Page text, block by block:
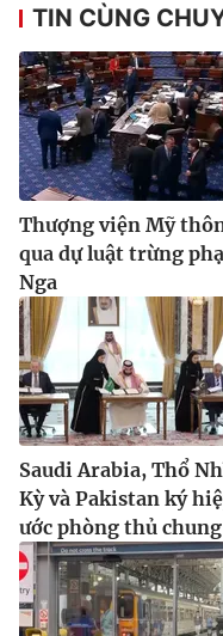
TIN CÙNG
Thượng viện Mỹ
qua dự luật trừng
Nga
Saudi Arabia, Thổ
Kỳ và Pakistan ký
ước phòng thủ chung